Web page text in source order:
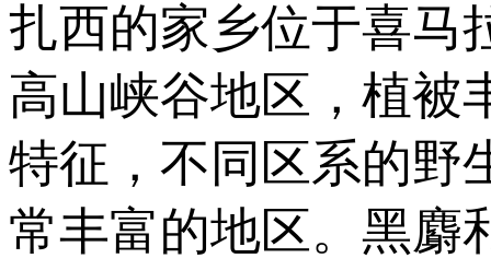
扎西的家乡位于喜马
高山峡谷地区，植被
特征，不同区系的野
常丰富的地区。黑麝